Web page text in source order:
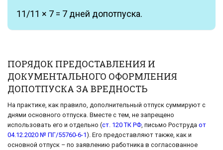
11/11 × 7 = 7 дней допотпуска.
ПОРЯДОК ПРЕДОСТАВЛЕНИЯ И
ДОКУМЕНТАЛЬНОГО ОФОРМЛЕНИЯ
ДОПОТПУСКА ЗА ВРЕДНОСТЬ
На практике, как правило, дополнительный отпуск суммируют с
днями основного отпуска. Вместе с тем, не запрещено
использовать его и отдельно (ст. 120 ТК РФ , письмо Роструда от
04.12.2020 № ПГ/55760-6-1). Его предоставляют также, как и
основной отпуск – по заявлению работника в согласованное